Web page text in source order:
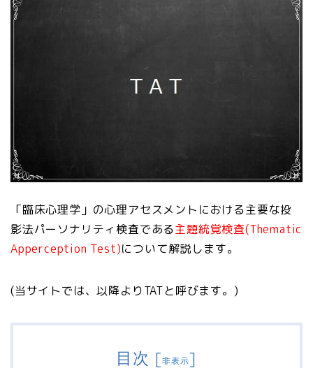
「臨床心理学」の心理アセスメントにおける主要な投
影法パーソナリティ検査である主題統覚検査(Thematic
Apperception Test)について解説します。
(当サイトでは、以降よりTATと呼びます。)
目次 [非表示]